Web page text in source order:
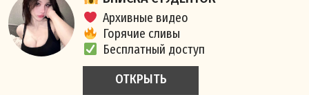
Архивные видео
Горячие сливы
Бесплатный доступ
ОТКРЫТЬ